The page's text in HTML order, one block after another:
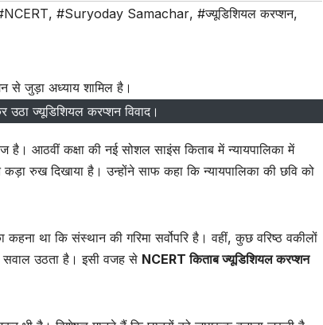
, #Suryoday Samachar, #ज्यूडिशियल करप्शन,
ज्यूडिशियल करप्शन विवाद।
आठवीं कक्षा की नई सोशल साइंस किताब में न्यायपालिका में
रुख दिखाया है। उन्होंने साफ कहा कि न्यायपालिका की छवि को
था कि संस्थान की गरिमा सर्वोपरि है। वहीं, कुछ वरिष्ठ वकीलों
उठता है। इसी वजह से NCERT किताब ज्यूडिशियल करप्शन